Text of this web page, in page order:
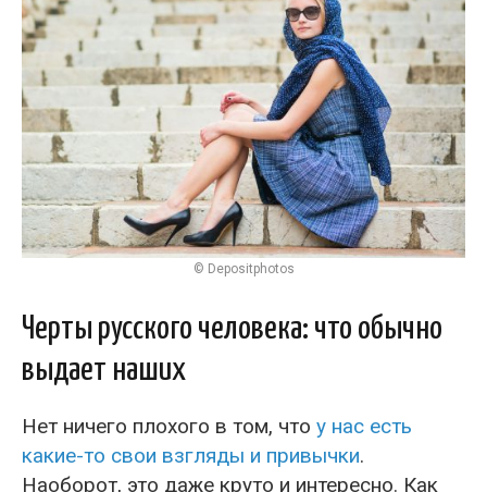
© Depositphotos
Черты русского человека: что обычно
выдает наших
Нет ничего плохого в том, что у нас есть
какие-то свои взгляды и привычки.
Наоборот, это даже круто и интересно. Как